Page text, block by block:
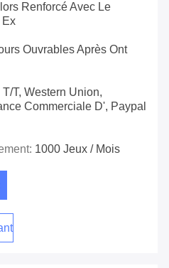
Renforcé Avec Le
Ex
Ouvrables Après Ont
T/T, Western Union,
Commerciale D', Paypal
1000 Jeux / Mois